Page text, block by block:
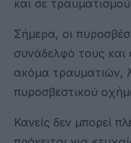
και σε
Σήμερα, οι
συνάδελφό τους και
ακόμα τραυματιών,
πυροσβεστικού
Κανείς δεν μπορεί